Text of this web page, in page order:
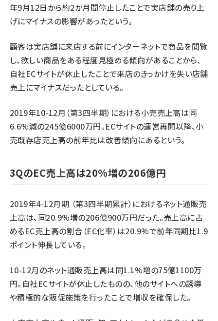
年9月12日から約2か月間停止したことで実店舗の売り上
げにマイナスの影響があったという。
顧客は実店舗に来店する前にインターネットで商品を閲覧
し、欲しい商品をある程度見極める傾向があることから、
自社ECサイトが休止したことで来店のきっかけを失い店舗
売上にマイナスだったとしている。
2019年10-12月（第3四半期）における小売売上高は同
6.6%減の245億6000万円。ECサイトの運営再開以降、小
売既存店売上高の前年比は改善傾向にあるという。
3QのEC売上高は20%増の206億円
2019年4-12月期 （第3四半期累計）におけるネット通販売
上高は、同20.9%増の206億900万円だった。売上高に占
めるEC売上高の割合（EC化率）は20.9%で前年同期比1.9
ポイント伸長している。
10-12月のネット通販売上高は同1.1%増の75億1100万
円。自社ECサイトが休止したものの、他のサイトへの誘導
や積極的な販促施策を行ったことで増収を確保した。